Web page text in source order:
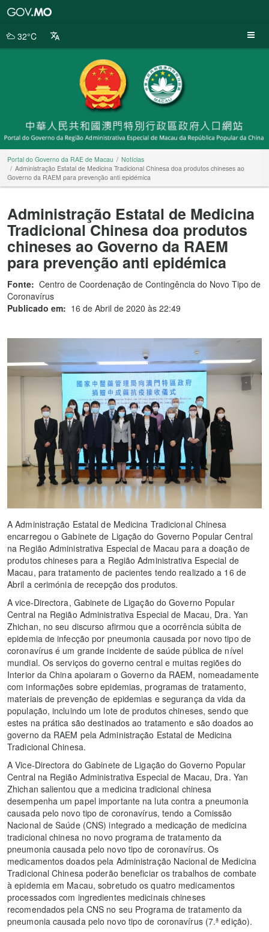
da
32°C
Portal do Governo da RAE de Macau
Notícias
Administração Estatal de Medicina Tradicional Chinesa doa produtos chineses ao
Governo da RAEM para prevenção anti epidémica
Administração Estatal de Medicina
Tradicional Chinesa doa produtos
chineses ao Governo da RAEM
para prevenção anti epidémica
Fonte: Centro de Coordenação de Contingência do Novo Tipo de
Coronavírus
Publicado em: 16 de Abril de 2020 às 22:49
A Administração Estatal de Medicina Tradicional Chinesa
encarregou o Gabinete de Ligação do Governo Popular Central
na Região Administrativa Especial de Macau para a doação de
produtos chineses para a Região Administrativa Especial de
Macau, para tratamento de pacientes tendo realizado a 16 de
Abril a cerimónia de recepção dos produtos.
A vice-Directora, Gabinete de Ligação do Governo Popular
Central na Região Administrativa Especial de Macau, Dra. Yan
Zhichan, no seu discurso afirmou que a ocorrência súbita de
epidemia de infecção por pneumonia causada por novo tipo de
coronavírus é um grande incidente de saúde pública de nível
mundial. Os serviços do governo central e muitas regiões do
Interior da China apoiaram o Governo da RAEM, nomeadamente
com informações sobre epidemias, programas de tratamento,
materiais de prevenção de epidemias e segurança da vida da
população, incluindo um lote de produtos chineses, sendo que
estes na prática são destinados ao tratamento e são doados ao
governo da RAEM pela Administração Estatal de Medicina
Tradicional Chinesa.
A Vice-Directora do Gabinete de Ligação do Governo Popular
Central na Região Administrativa Especial de Macau, Dra. Yan
Zhichan salientou que a medicina tradicional chinesa
desempenha um papel importante na luta contra a pneumonia
causada pelo novo tipo de coronavírus, tendo a Comissão
Nacional de Saúde (CNS) integrado a medicação de medicina
tradicional chinesa no novo programa de tratamento da
pneumonia causada pelo novo tipo de coronavírus. Os
medicamentos doados pela Administração Nacional de Medicina
Tradicional Chinesa poderão beneficiar os trabalhos de combate
à epidemia em Macau, sobretudo os quatro medicamentos
processados com ingredientes medicinais chineses
recomendados pela CNS no seu Programa de tratamento da
pneumonia causada pelo novo tipo de coronavírus (7.ª edição).